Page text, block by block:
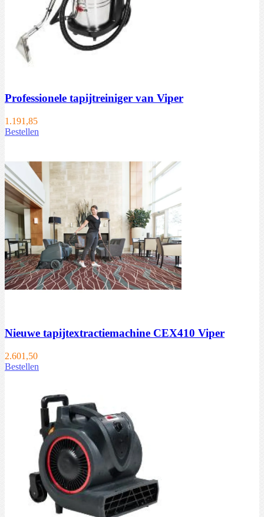
Professionele tapijtreiniger van Viper
1.191,85
Bestellen
Nieuwe tapijtextractiemachine CEX410 Viper
2.601,50
Bestellen